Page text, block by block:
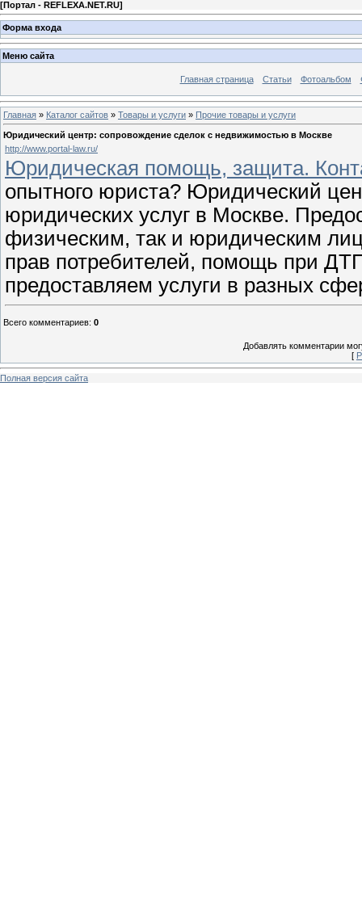
[Портал - REFLEXA.NET.RU]
Форма входа
Меню сайта
Главная страница Статьи Фотоальбом
Главная » Каталог сайтов » Товары и услуги » Прочие товары и услуги
Юридический центр: сопровождение сделок с недвижимостью в Москве
http://www.portal-law.ru/
Юридическая помощь, защита.
опытного юриста? Юридический
юридических услуг в Москве.
физическим, так и юридическим
прав потребителей, помощь при
предоставляем услуги в разных
Всего комментариев: 0
Добавлять комментарии
[
Полная версия сайта